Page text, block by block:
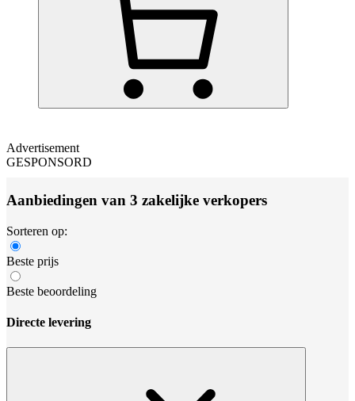
Advertisement
GESPONSORD
Aanbiedingen van 3 zakelijke verkopers
Sorteren op:
Beste prijs
Beste beoordeling
Directe levering